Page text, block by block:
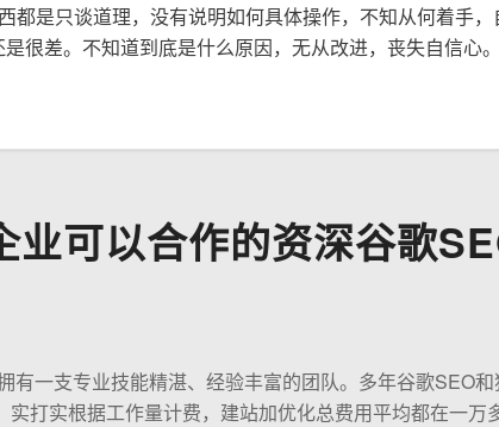
都是只谈道理，没有说明如何具体操作，不知从何着手
很差。不知道到底是什么原因，无从改进，丧失自信心
业可以合作的资深谷歌
一支专业技能精湛、经验丰富的团队。多年谷歌SEO
打实根据工作量计费，建站加优化总费用平均都在一